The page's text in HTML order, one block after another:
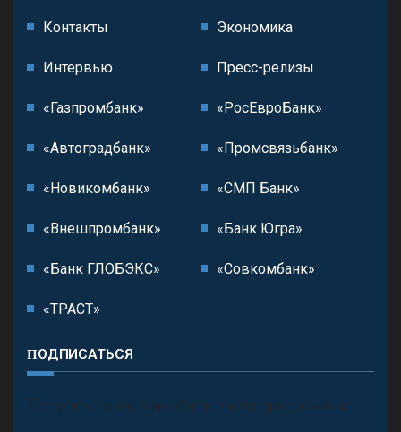
Контакты Экономика
Интервью Пресс-релизы
«Газпромбанк» «РосЕвроБанк»
«Автоградбанк» «Промсвязьбанк»
«Новикомбанк» «СМП Банк»
«Внешпромбанк» «Банк Югра»
«Банк ГЛОБЭКС» «Совкомбанк»
«ТРАСТ»
ПОДПИСАТЬСЯ
П олучить последние обновления и предложения.